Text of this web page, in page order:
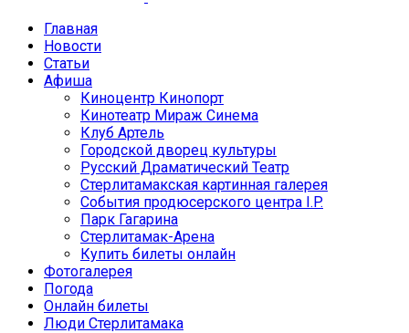
Главная
Новости
Статьи
Афиша
Киноцентр Кинопорт
Кинотеатр Мираж Синема
Клуб Артель
Городской дворец культуры
Русский Драматический Театр
Стерлитамакская картинная галерея
События продюсерского центра I.P.
Парк Гагарина
Стерлитамак-Арена
Купить билеты онлайн
Фотогалерея
Погода
Онлайн билеты
Люди Стерлитамака